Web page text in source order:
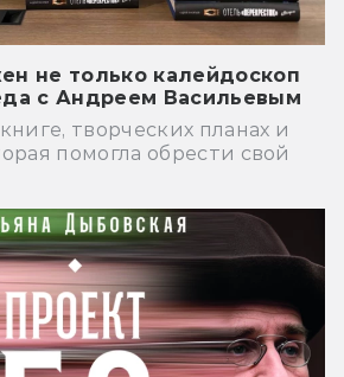
не только калейдоскоп
с Андреем Васильевым
творческих планах и
помогла обрести свой